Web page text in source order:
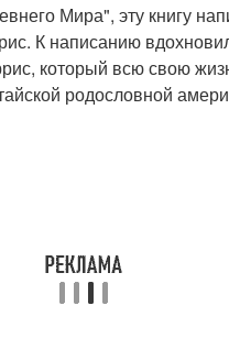
Мира", эту книгу
К написанию
который всю свою
родословной